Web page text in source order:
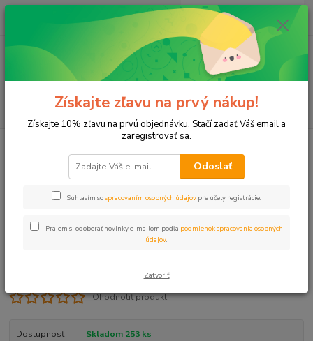
Menu
(Po-Pia, 8-17 hod.)
ks
za0 €
Plastové, Mosadzné komponenty
Vsuvka 6/4"x6/4" VOZ
Ohodnotiť produkt
Dostupnosť Skladom 253 ks
Získajte zľavu na prvý nákup!
Získajte 10% zľavu na prvú objednávku. Stačí zadať Váš email a
zaregistrovať sa.
Odoslať
Súhlasím sospracovaním osobných údajov pre účely registrácie.
Prajem si odoberať novinky e-mailom podľa podmienok spracovania osobných
údajov
Zatvoriť